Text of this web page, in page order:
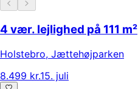
4 vær. lejlighed på 111 m²
Holstebro, Jættehøjparken
8.499 kr.15. juli